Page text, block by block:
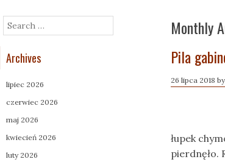
Monthly
Pila
26 lipca 2018 by
łupek
pierdnęło.
Search
Archives
lipiec 2026
czerwiec 2026
maj 2026
kwiecień 2026
luty 2026